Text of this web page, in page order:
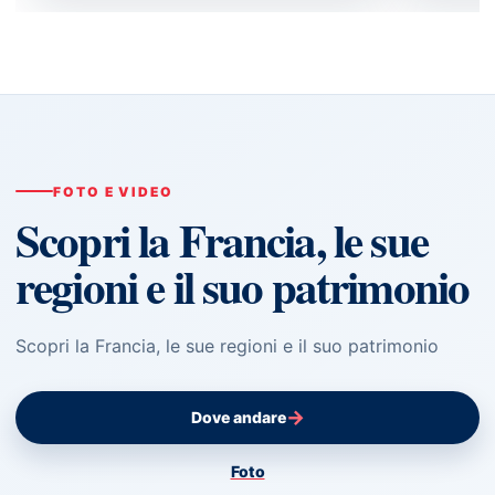
FOTO E VIDEO
Scopri la Francia, le sue
regioni e il suo patrimonio
Scopri la Francia, le sue regioni e il suo patrimonio
Dove andare→
Foto